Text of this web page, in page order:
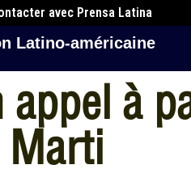
avec Prensa Latina
Latino-américaine
appel à
Marti